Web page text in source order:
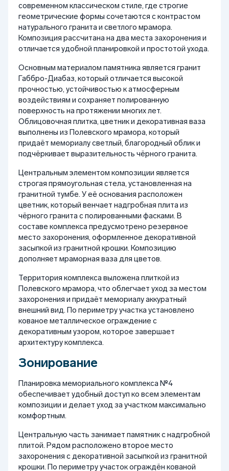
современном классическом стиле, где строгие
геометрические формы сочетаются с контрастом
натурального гранита и светлого мрамора.
Композиция рассчитана на два места захоронения и
отличается удобной планировкой и простотой ухода.
Основным материалом памятника является гранит
Габбро-Диабаз, который отличается высокой
прочностью, устойчивостью к атмосферным
воздействиям и сохраняет полированную
поверхность на протяжении многих лет.
Облицовочная плитка, цветник и декоративная ваза
выполнены из Полевского мрамора, который
придаёт мемориалу светлый, благородный облик и
подчёркивает выразительность чёрного гранита.
Центральным элементом композиции является
строгая прямоугольная стела, установленная на
гранитной тумбе. У её основания расположен
цветник, который венчает надгробная плита из
чёрного гранита с полированными фасками. В
составе комплекса предусмотрено резервное
место захоронения, оформленное декоративной
засыпкой из гранитной крошки. Композицию
дополняет мраморная ваза для цветов.
Территория комплекса выложена плиткой из
Полевского мрамора, что облегчает уход за местом
захоронения и придаёт мемориалу аккуратный
внешний вид. По периметру участка установлено
кованое металлическое ограждение с
декоративным узором, которое завершает
архитектуру комплекса.
Зонирование
Планировка мемориального комплекса №4
обеспечивает удобный доступ ко всем элементам
композиции и делает уход за участком максимально
комфортным.
Центральную часть занимает памятник с надгробной
плитой. Рядом расположено второе место
захоронения с декоративной засыпкой из гранитной
крошки. По периметру участок ограждён кованой